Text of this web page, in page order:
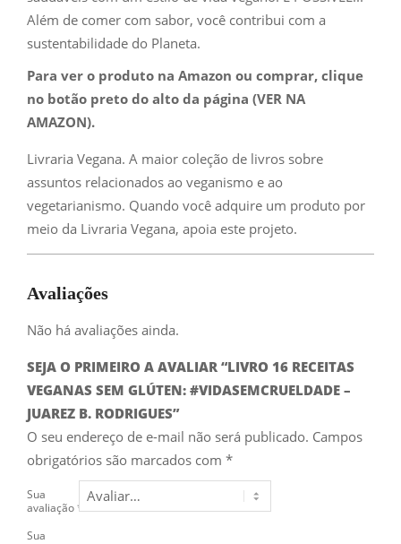
Além de comer com sabor, você contribui com a
sustentabilidade do Planeta.
Para ver o produto na Amazon ou comprar, clique
no botão preto do alto da página (VER NA
AMAZON).
Livraria Vegana. A maior coleção de livros sobre
assuntos relacionados ao veganismo e ao
vegetarianismo. Quando você adquire um produto por
meio da Livraria Vegana, apoia este projeto.
Avaliações
Não há avaliações ainda.
SEJA O PRIMEIRO A AVALIAR “LIVRO 16 RECEITAS
VEGANAS SEM GLÚTEN: #VIDASEMCRUELDADE –
JUAREZ B. RODRIGUES”
O seu endereço de e-mail não será publicado. Campos
obrigatórios são marcados com *
Sua
avaliação*
Sua